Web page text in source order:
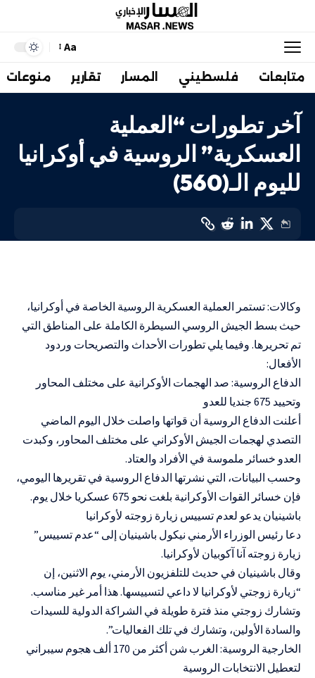
Aa
متابعات فلسطيني المسار تقارير منوعات
آخر تطورات “العملية
العسكرية” الروسية في أوكرانيا
لليوم الـ(560)
وكالات: تستمر العملية العسكرية الروسية الخاصة في أوكرانيا،
حيث بسط الجيش الروسي السيطرة الكاملة على المناطق التي
تم تحريرها. وفيما يلي تطورات الأحداث والتصريحات وردود
الأفعال:
الدفاع الروسية: صد الهجمات الأوكرانية على مختلف المحاور
وتحييد 675 جنديا للعدو
أعلنت الدفاع الروسية أن قواتها واصلت خلال اليوم الماضي
التصدي لهجمات الجيش الأوكراني على مختلف المحاور، وكبدت
العدو خسائر ملموسة في الأفراد والعتاد.
وحسب البيانات، التي نشرتها الدفاع الروسية في تقريرها اليومي،
فإن خسائر القوات الأوكرانية بلغت نحو 675 عسكريا خلال يوم.
باشينيان يدعو لعدم تسييس زيارة زوجته لأوكرانيا
دعا رئيس الوزراء الأرمني نيكول باشينيان إلى “عدم تسييس”
زيارة زوجته آنا آكوبيان لأوكرانيا.
وقال باشينيان في حديث للتلفزيون الأرمني، يوم الاثنين، إن
“زيارة زوجتي لأوكرانيا لا داعي لتسييسها. هذا أمر غير مناسب.
وتشارك زوجتي منذ فترة طويلة في الشراكة الدولية للسيدات
والسادة الأولين، وتشارك في تلك الفعاليات”.
الخارجية الروسية: الغرب شن أكثر من 170 ألف هجوم سيبراني
لتعطيل الانتخابات الروسية